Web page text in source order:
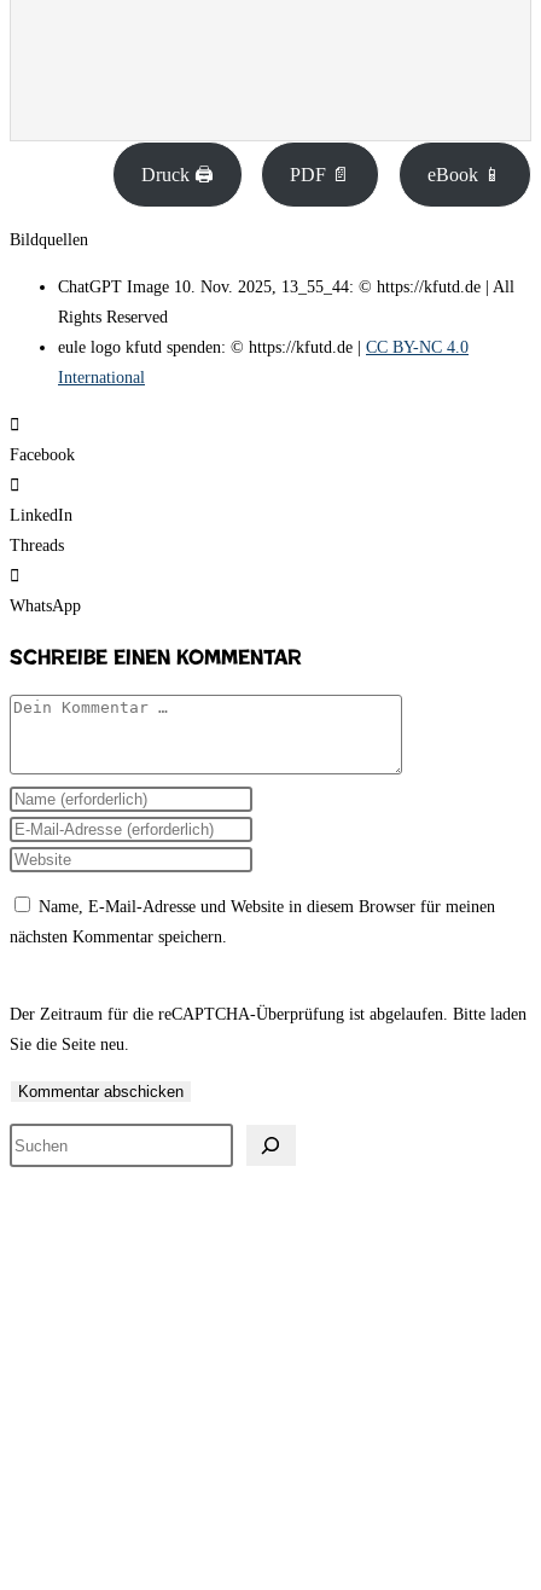
Druck 🖨 PDF 📄 eBook 📱
Bildquellen
ChatGPT Image 10. Nov. 2025, 13_55_44: © https://kfutd.de | All
Rights Reserved
eule logo kfutd spenden: © https://kfutd.de | CC BY-NC 4.0
International
Facebook
LinkedIn
Threads
WhatsApp
Schreibe einen Kommentar
Kommentar
Gib
deinen
Namen
Benutzernamen
ein
Gib
deine
Kommentieren
ein
Gib
(optional)
Name, E-Mail-Adresse und Website in diesem Browser für meinen
nächsten Kommentar speichern.
Der Zeitraum für die reCAPTCHA-Überprüfung ist abgelaufen. Bitte laden
Sie die Seite neu.
Suchen